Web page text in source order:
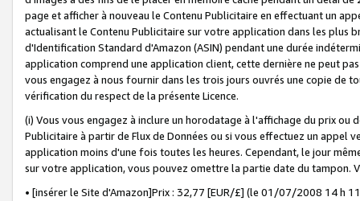
page et afficher à nouveau le Contenu Publicitaire en effectuant un
actualisant le Contenu Publicitaire sur votre application dans les plus
d'Identification Standard d'Amazon (ASIN) pendant une durée
application comprend une application client, cette dernière ne peut
vous engagez à nous fournir dans les trois jours ouvrés une copie de
vérification du respect de la présente Licence.
(i) Vous vous engagez à inclure un horodatage à l'affichage du prix
Publicitaire à partir de Flux de Données ou si vous effectuez un appel
application moins d'une fois toutes les heures. Cependant, le jour
sur votre application, vous pouvez omettre la partie date du tampon.
• [insérer le Site d'Amazon]Prix : 32,77 [EUR/£] (le 01/07/2008 14 h